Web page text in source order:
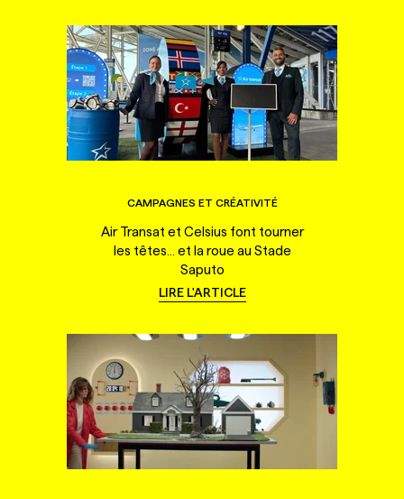
CAMPAGNES ET CRÉATIVITÉ
Air Transat et Celsius font tourner
les têtes... et la roue au Stade
Saputo
LIRE L'ARTICLE